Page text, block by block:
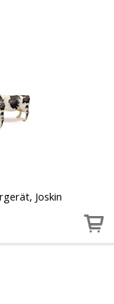
Joskin